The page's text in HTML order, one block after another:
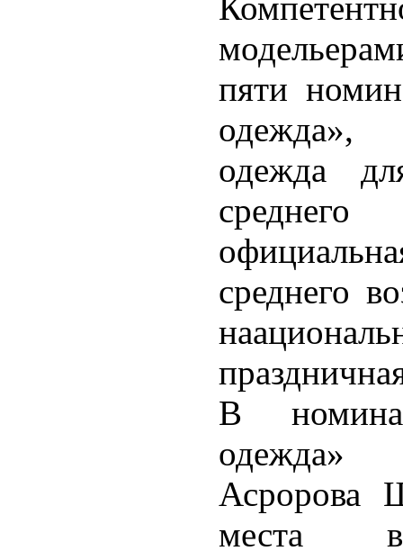
пяти
одежда»,
одежда
среднего
В
одежда»
Асророва
места